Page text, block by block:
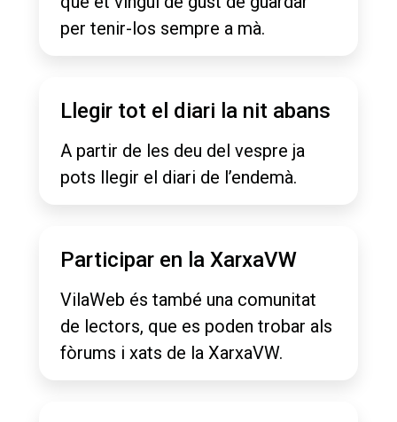
per tenir-los sempre a mà.
Llegir tot el diari la nit abans
A partir de les deu del vespre ja
pots llegir el diari de l’endemà.
Participar en la XarxaVW
VilaWeb és també una comunitat
de lectors, que es poden trobar als
fòrums i xats de la XarxaVW.